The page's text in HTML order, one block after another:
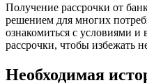
Получение рассрочки от
решением для многих
ознакомиться с условиями
рассрочки, чтобы избежать
Необходимая